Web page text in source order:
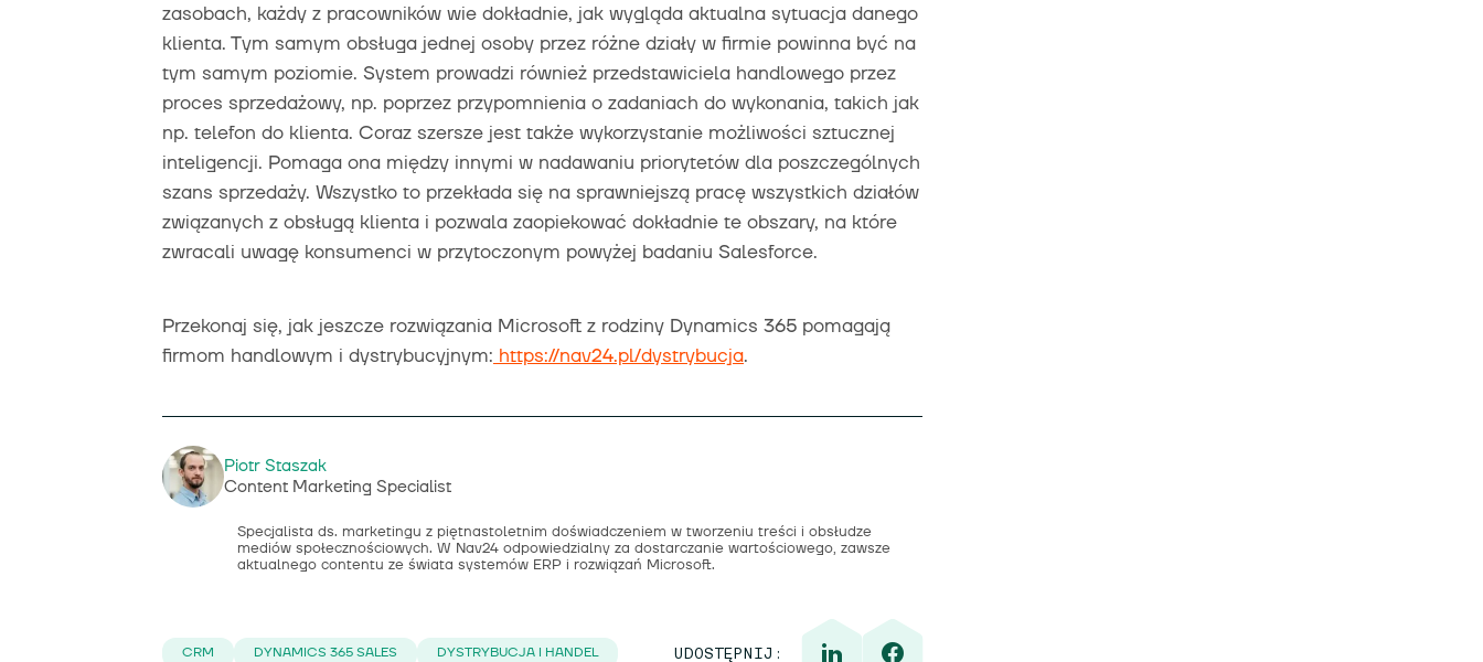
zasobach, każdy z pracowników wie dokładnie, jak wygląda aktualna sytuacja danego
klienta. Tym samym obsługa jednej osoby przez różne działy w firmie powinna być na
tym samym poziomie. System prowadzi również przedstawiciela handlowego przez
proces sprzedażowy, np. poprzez przypomnienia o zadaniach do wykonania, takich jak
np. telefon do klienta. Coraz szersze jest także wykorzystanie możliwości sztucznej
inteligencji. Pomaga ona między innymi w nadawaniu priorytetów dla poszczególnych
szans sprzedaży. Wszystko to przekłada się na sprawniejszą pracę wszystkich działów
związanych z obsługą klienta i pozwala zaopiekować dokładnie te obszary, na które
zwracali uwagę konsumenci w przytoczonym powyżej badaniu Salesforce.
Przekonaj się, jak jeszcze rozwiązania Microsoft z rodziny Dynamics 365 pomagają
firmom handlowym i dystrybucyjnym: https://nav24.pl/dystrybucja.
Piotr Staszak
Content Marketing Specialist
Specjalista ds. marketingu z piętnastoletnim doświadczeniem w tworzeniu treści i obsłudze
mediów społecznościowych. W Nav24 odpowiedzialny za dostarczanie wartościowego, zawsze
aktualnego contentu ze świata systemów ERP i rozwiązań Microsoft.
CRM DYNAMICS 365 SALES DYSTRYBUCJA I HANDEL UDOSTĘPNIJ: